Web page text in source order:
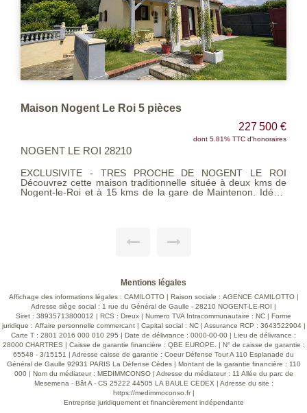
Maison Nogent Le Roi 5 pièces
227 500 €
dont 5.81% TTC d'honoraires
NOGENT LE ROI 28210
EXCLUSIVITE - TRES PROCHE DE NOGENT LE ROI
Découvrez cette maison traditionnelle située à deux kms de
Nogent-le-Roi et à 15 kms de la gare de Maintenon. Idéale
avec lave-mains. - À l'étage : un palier dessert trois
pas manquer pour ceux qui recherchent un cadre de vie
paisible ! DPE D Pour plus d'informations ou pour planifier
une visite, n'hésitez pas à nous contacter. Nous serons ravis
de vous accompagner dans votre projet immobilier.
Mentions légales
Affichage des informations légales : CAMILOTTO | Raison sociale : AGENCE CAMILOTTO |
Adresse siège social : 1 rue du Général de Gaulle - 28210 NOGENT-LE-ROI |
Siret : 38935713800012 | RCS : Dreux | Numero TVA Intracommunautaire : NC | Forme
juridique : Affaire personnelle commercant | Capital social : NC | Assurance RCP : 3643522904 |
Carte T : 2801 2016 000 010 295 | Date de délivrance : 0000-00-00 | Lieu de délivrance :
28000 CHARTRES | Caisse de garantie financière : QBE EUROPE. | N° de caisse de garantie :
65548 - 3/15151 | Adresse caisse de garantie : Coeur Défense Tour A 110 Esplanade du
Général de Gaulle 92931 PARIS La Défense Cédes | Montant de la garantie financière : 110
000 | Nom du médiateur : MEDIMMCONSO | Adresse du médiateur : 11 Allée du parc de
Mesemena - Bât A - CS 25222 44505 LA BAULE CEDEX | Adresse du site :
https://medimmoconso.fr|
Entreprise juridiquement et financièrement indépendante